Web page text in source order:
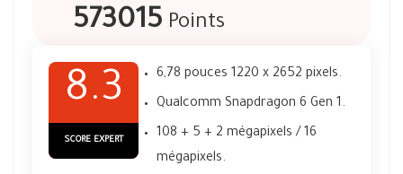
573015 Points
8.3
SCORE EXPERT
6,78 pouces 1220 x 2652 pixels.
Qualcomm Snapdragon 6 Gen 1.
108 + 5 + 2 mégapixels / 16
mégapixels.